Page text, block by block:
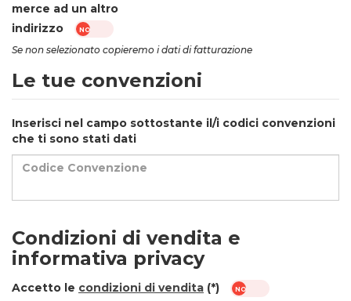
merce ad un altro
indirizzo
Se non selezionato copieremo i dati di fatturazione
Le tue convenzioni
Inserisci nel campo sottostante il/i codici convenzioni
che ti sono stati dati
Codice Convenzione
Condizioni di vendita e
informativa privacy
Accetto le condizioni di vendita (*)